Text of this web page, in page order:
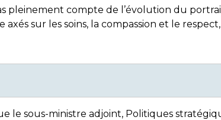
pleinement compte de l’évolution du
axés sur les soins, la compassion et le
le sous-ministre adjoint, Politiques